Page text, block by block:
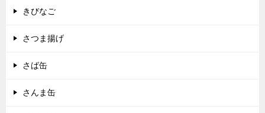
きびなご
さつま揚げ
さば缶
さんま缶